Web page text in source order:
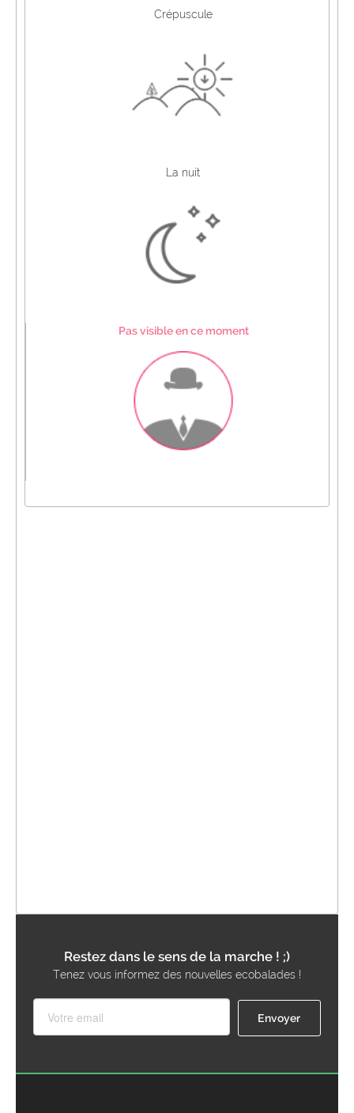
Crépuscule
La nuit
Pas visible en ce moment
Restez dans le sens de la marche ! ;)
Tenez vous informez des nouvelles ecobalades !